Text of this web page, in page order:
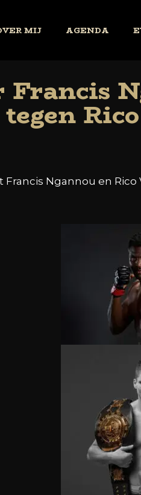
MIJ AGENDA
Francis
tegen
Ngannou en